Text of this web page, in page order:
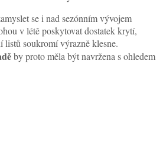
výrobce. Umístění přímo na trávník
první pohled působit jednoduše, ale z
přináší komplikace.
konstrukce samotné. Okolní povrch by
riziko uklouznutí při vstupu a